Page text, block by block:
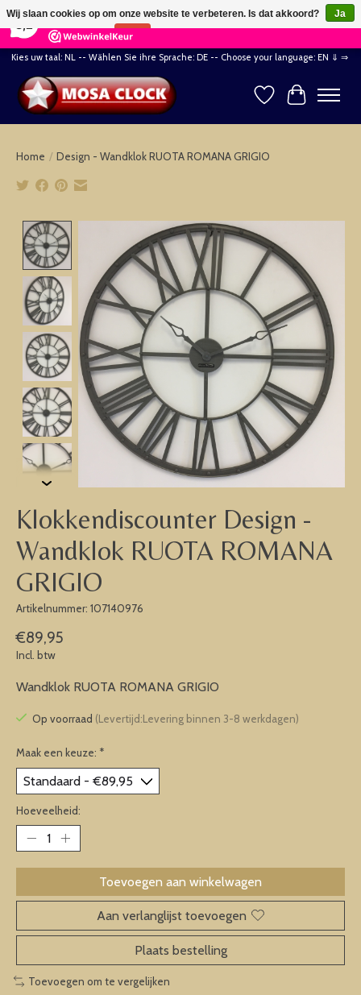
164 Reviews ×
Kies uw taal: NL -- Wählen Sie ihre Sprache: DE -- Choose your language: EN ⇓ ⇒
Verlanglijst
Home / Design - Wandklok RUOTA ROMANA GRIGIO
Product image slideshow Items
Klokkendiscounter Design -
Wandklok RUOTA ROMANA
GRIGIO
Artikelnummer: 107140976
€89,95
Incl. btw
Wandklok RUOTA ROMANA GRIGIO
Op voorraad (Levertijd:Levering binnen 3-8 werkdagen)
Maak een keuze: *
Hoeveelheid:
Toevoegen aan winkelwagen
Aan verlanglijst toevoegen
Plaats bestelling
Toevoegen om te vergelijken
Wij slaan cookies op om onze website te verbeteren. Is dat akkoord?
Ja
Nee